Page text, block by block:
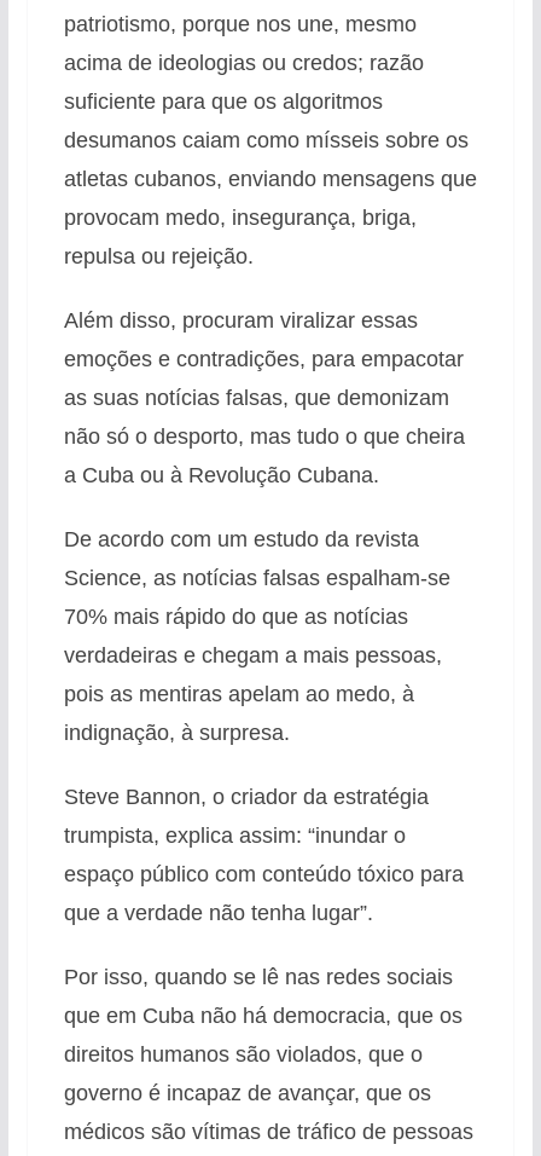
patriotismo, porque nos une, mesmo
acima de ideologias ou credos; razão
suficiente para que os algoritmos
desumanos caiam como mísseis sobre os
atletas cubanos, enviando mensagens que
provocam medo, insegurança, briga,
repulsa ou rejeição.
Além disso, procuram viralizar essas
emoções e contradições, para empacotar
as suas notícias falsas, que demonizam
não só o desporto, mas tudo o que cheira
a Cuba ou à Revolução Cubana.
De acordo com um estudo da revista
Science, as notícias falsas espalham-se
70% mais rápido do que as notícias
verdadeiras e chegam a mais pessoas,
pois as mentiras apelam ao medo, à
indignação, à surpresa.
Steve Bannon, o criador da estratégia
trumpista, explica assim: “inundar o
espaço público com conteúdo tóxico para
que a verdade não tenha lugar”.
Por isso, quando se lê nas redes sociais
que em Cuba não há democracia, que os
direitos humanos são violados, que o
governo é incapaz de avançar, que os
médicos são vítimas de tráfico de pessoas